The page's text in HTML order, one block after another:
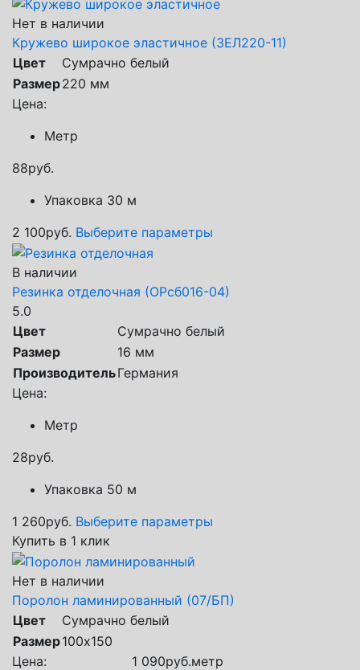
Нет в наличии
Кружево широкое эластичное (ЗЕЛ220-11)
Цвет
Сумрачно белый
Размер220 мм
Цена:
Метр
88руб.
Упаковка 30 м
2 100руб. Выберите параметры
В наличии
Резинка отделочная (ОРсб016-04)
5.0
Цвет
Сумрачно белый
Размер
16 мм
ПроизводительГермания
Цена:
Метр
28руб.
Упаковка 50 м
1 260руб. Выберите параметры
Купить в 1 клик
Нет в наличии
Поролон ламинированный (07/БП)
Цвет
Сумрачно белый
Размер100х150
Цена:
1 090руб.метр